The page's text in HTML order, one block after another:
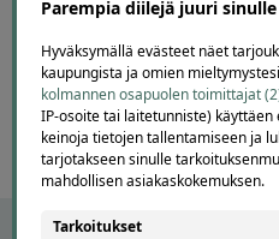
PageParempia diilejä juuri sinulle
Hyväksymällä evästeet näet
kaupungista ja omien
kolmannen osapuolen toimittajat
IP-osoite tai laitetunniste)
keinoja tietojen tallentamiseen ja
tarjotakseen sinulle
mahdollisen asiakaskokemuksen.
Tarkoitukset